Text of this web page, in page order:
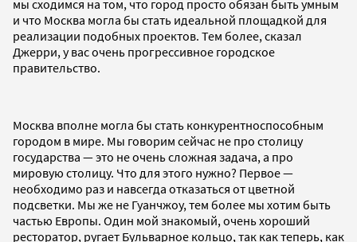
мы сходимся на том, что город просто обязан быть умным
и что Москва могла бы стать идеальной площадкой для
реализации подобных проектов. Тем более, сказал
Джерри, у вас очень прогрессивное городское
правительство.
Москва вполне могла бы стать конкурентноспособным
городом в мире. Мы говорим сейчас не про столицу
государства — это не очень сложная задача, а про
мировую столицу. Что для этого нужно? Первое —
необходимо раз и навсегда отказаться от цветной
подсветки. Мы же не Гуанчжоу, тем более мы хотим быть
частью Европы. Один мой знакомый, очень хороший
ресторатор, ругает Бульварное кольцо, так как теперь, как